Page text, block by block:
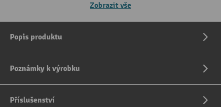
Zobrazit vše
Popis produktu
Poznámky k výrobku
Příslušenství